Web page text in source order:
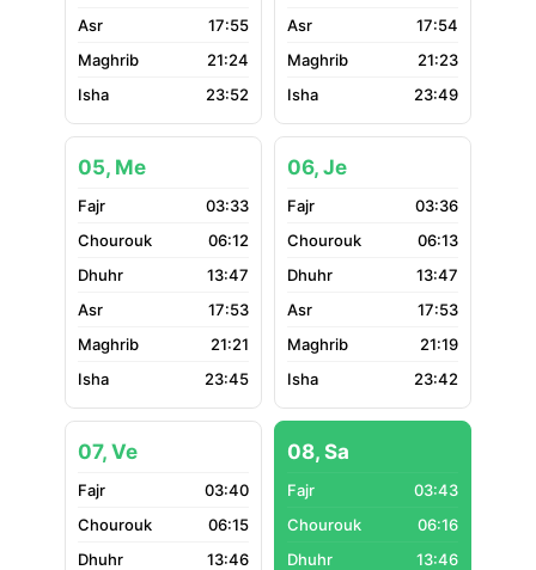
17:55
21:24
23:52
17:54
21:23
23:49
05, Me
03:33
06:12
13:47
17:53
21:21
23:45
06, Je
03:36
06:13
13:47
17:53
21:19
23:42
07, Ve
03:40
06:15
13:46
08, Sa
03:43
06:16
13:46